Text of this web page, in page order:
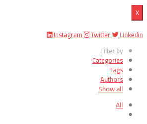
X
Instagram Twitter
Linkedin
Filter by
Categories
Tags
Authors
Show all
All